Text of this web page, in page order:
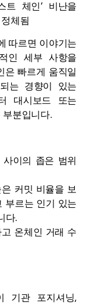
트 체인’ 비난을
체됨
따르면 이야기는
인 세부 사항을
은 빠르게 움직일
는 경향이 있는
대시보드 또는
분입니다.
이의 좁은 범위
커밋 비율을 보
부르는 인기 있는
다.
온체인 거래 수
기관 포지셔닝,